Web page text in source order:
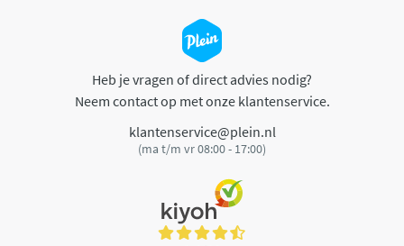
Heb je vragen of direct advies nodig?
Neem contact op met onze klantenservice.
klantenservice@plein.nl
(ma t/m vr 08:00 - 17:00)